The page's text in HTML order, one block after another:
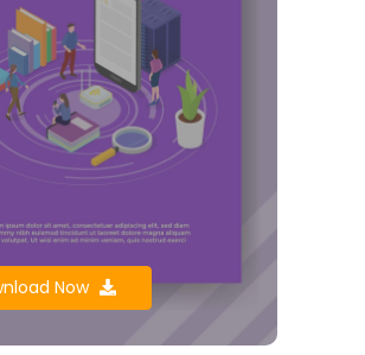
Now